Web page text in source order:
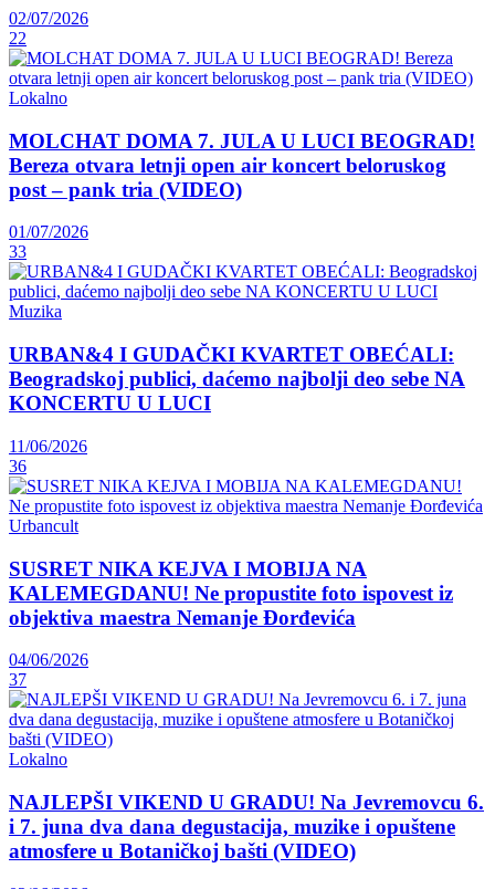
02/07/2026
22
Lokalno
MOLCHAT DOMA 7. JULA U LUCI BEOGRAD!
Bereza otvara letnji open air koncert beloruskog
post – pank tria (VIDEO)
01/07/2026
33
Muzika
URBAN&4 I GUDAČKI KVARTET OBEĆALI:
Beogradskoj publici, daćemo najbolji deo sebe NA
KONCERTU U LUCI
11/06/2026
36
Urbancult
SUSRET NIKA KEJVA I MOBIJA NA
KALEMEGDANU! Ne propustite foto ispovest iz
objektiva maestra Nemanje Đorđevića
04/06/2026
37
Lokalno
NAJLEPŠI VIKEND U GRADU! Na Jevremovcu 6.
i 7. juna dva dana degustacija, muzike i opuštene
atmosfere u Botaničkoj bašti (VIDEO)